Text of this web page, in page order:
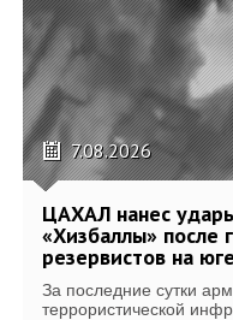
7.08.2026
ЦАХАЛ нанес
«Хизбаллы» после
резервистов на
За последние сутки
террористической